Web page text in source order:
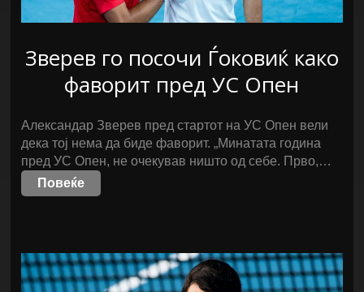
Зверев го посочи Ѓоковиќ како
фаворит пред УС Опен
Александар Зверев пред стартот на УС Опен вели
дека тој нема да биде фаворит. „Минатата година
пред УС Опен, не очекував ништо од себе. Прво,…
Повеќе